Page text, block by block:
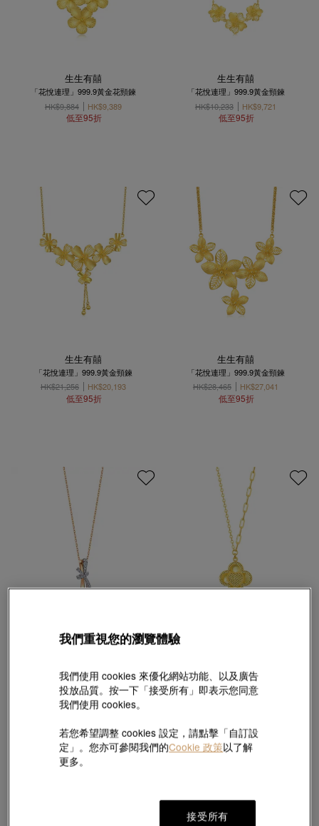
生生有囍
「花悅連理」999.9黃金花頸鍊
HK$9,884
HK$9,389
低至95折
生生有囍
「花悅連理」999.9黃金頸鍊
HK$10,233
HK$9,721
低至95折
生生有囍
「花悅連理」999.9黃金頸鍊
HK$21,256
HK$20,193
低至95折
生生有囍
「花悅連理」999.9黃金頸鍊
HK$28,465
HK$27,041
低至95折
PROMESSA
9折
我們重視您的瀏覽體驗
我們使用 cookies 來優化網站功能、以及廣告
投放品質。按一下「接受所有」即表示您同意
我們使用 cookies。
若您希望調整 cookies 設定，請點擊「自訂設
定」。您亦可參閱我們的Cookie 政策以了解
更多。
接受所有